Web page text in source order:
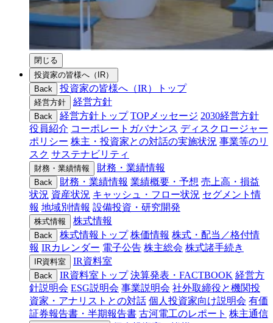
閉じる
投資家の皆様へ（IR）
Back
投資家の皆様へ（IR）トップ
経営方針 経営方針
Back 経営方針トップ TOPメッセージ 2030経営方針
役員紹介 コーポレートガバナンス ディスクロージャー
ポリシー 株主・投資家との対話の実施状況 事業等のリ
スク サステナビリティ
財務・業績情報 財務・業績情報
Back 財務・業績情報 業績概要・予想 売上高・損益
状況 資産状況 キャッシュ・フロー状況 セグメント情
報 地域別情報 設備投資・研究開発
株式情報 株式情報
Back 株式情報トップ 株価情報 株式・配当／格付情
報 IRカレンダー 電子公告 株主総会 株式諸手続き
IR資料室 IR資料室
Back IR資料室トップ 決算発表・FACTBOOK 経営方
針説明会 ESG説明会 事業説明会 社外取締役と機関投
資家・アナリストとの対話 個人投資家向け説明会 有価
証券報告書・半期報告書 古河電工のレポート 株主通信